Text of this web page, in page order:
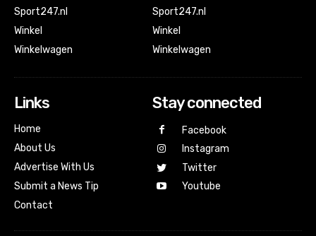
Sport247.nl
Winkel
Winkelwagen
Sport247.nl
Winkel
Winkelwagen
Links
Home
About Us
Advertise With Us
Submit a News Tip
Contact
Stay connected
Facebook
Instagram
Twitter
Youtube